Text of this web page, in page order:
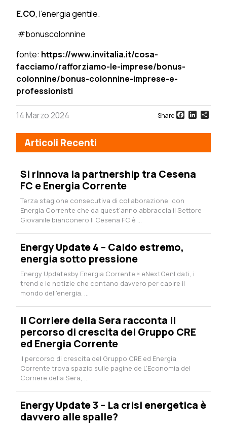
E.CO, l’energia gentile.
#bonuscolonnine
fonte: https://www.invitalia.it/cosa-
facciamo/rafforziamo-le-imprese/bonus-
colonnine/bonus-colonnine-imprese-e-
professionisti
14 Marzo 2024 Share Facebook
Articoli Recenti
Si rinnova la partnership tra Cesena
FC e Energia Corrente
Terza stagione consecutiva di collaborazione, con
Energia Corrente che da quest’anno abbraccia il Settore
Giovanile bianconero Il Cesena FC è ...
Energy Update 4 – Caldo estremo,
energia sotto pressione
Energy Updatesby Energia Corrente × eNextGenI dati, i
trend e le notizie che contano davvero per capire il
mondo dell’energia. ...
Il Corriere della Sera racconta il
percorso di crescita del Gruppo CRE
ed Energia Corrente
Il percorso di crescita del Gruppo CRE ed Energia
Corrente trova spazio sulle pagine de L’Economia del
Corriere della Sera, ...
Energy Update 3 – La crisi energetica è
davvero alle spalle?